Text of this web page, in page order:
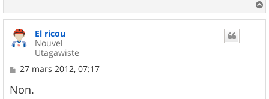
a
El ricou
Nouvel
Utagawiste
M
s
27 mars 2012, 07:17
Non.